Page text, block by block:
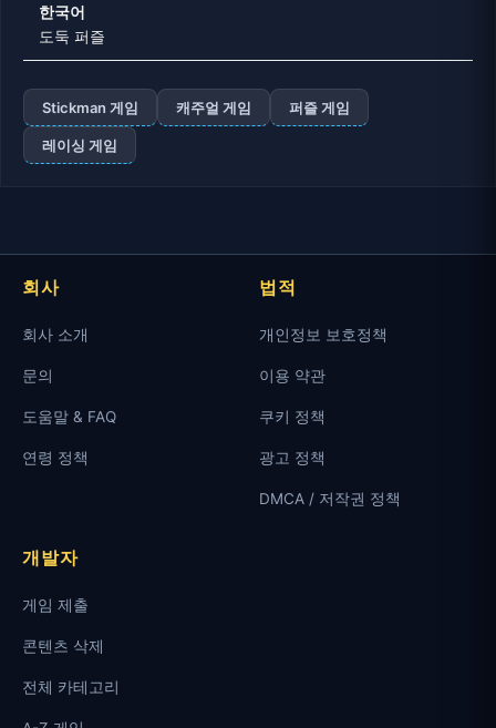
한국어
도둑 퍼즐
Stickman 게임 캐주얼 게임 퍼즐 게임
레이싱 게임
회사
회사 소개
문의
도움말 & FAQ
연령 정책
법적
개인정보 보호정책
이용 약관
쿠키 정책
광고 정책
DMCA / 저작권 정책
개발자
게임 제출
콘텐츠 삭제
전체 카테고리